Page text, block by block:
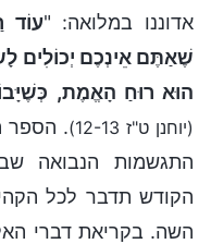
אדוננו במלואה: "עוֹד
שֶׁאַתֶּם אֵינְכֶם יְכוֹלִים
הוּא רוּחַ הָאֱמֶת,
(יוחנן ט"ז 12-13) . הספר
התגשמות הנבואה
הקודש תדבר לכל
השה. בקריאת דברי